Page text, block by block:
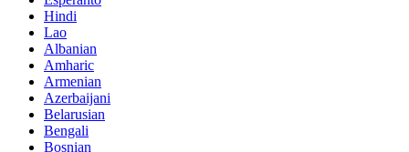
Hindi
Lao
Albanian
Amharic
Armenian
Azerbaijani
Belarusian
Bengali
Bosnian